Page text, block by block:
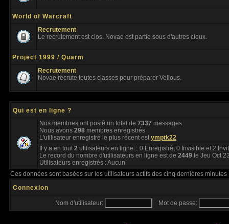
World of Warcraft
Recrutement
Le recrutement est clos. Novae est partie sous d'autres cieux.
Project 1999 / Quarm
Recrutement
Novae recrute toutes classes pour préparer Velious.
Qui est en ligne ?
Nos membres ont posté un total de 7337 messages
Nous avons 298 membres enregistrés
L'utilisateur enregistré le plus récent estymptk22
Il y a en tout2 utilisateurs en ligne :: 0 Enregistré, 0 Invisible et 2
Le record du nombre d'utilisateurs en ligne est de 2449 le Jeu Oct
Utilisateurs enregistrés : Aucun
Ces données sont basées sur les utilisateurs actifs des cinq dernières minutes
Connexion
Nom d'utilisateur: Mot de passe: